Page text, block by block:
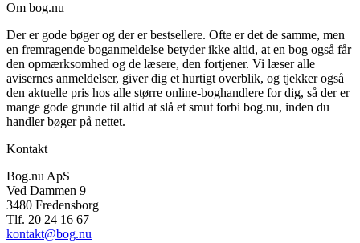
Om bog.nu
Der er gode bøger og der er bestsellere. Ofte er det de samme, men
en fremragende boganmeldelse betyder ikke altid, at en bog også får
den opmærksomhed og de læsere, den fortjener. Vi læser alle
avisernes anmeldelser, giver dig et hurtigt overblik, og tjekker også
den aktuelle pris hos alle større online-boghandlere for dig, så der er
mange gode grunde til altid at slå et smut forbi bog.nu, inden du
handler bøger på nettet.
Kontakt
Bog.nu ApS
Ved Dammen 9
3480 Fredensborg
Tlf. 20 24 16 67
kontakt@bog.nu